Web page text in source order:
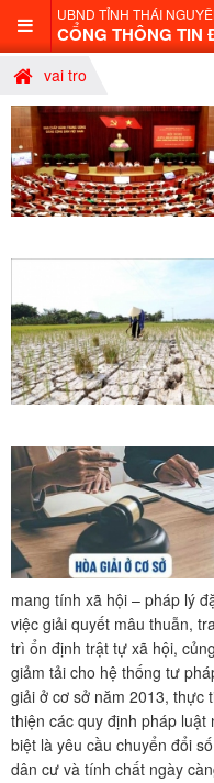
UBND TỈNH THÁI
CỔNG THÔNG TIN
vai tro
mang tính xã hội – pháp lý
việc giải quyết mâu thuẫn,
trì ổn định trật tự xã hội,
giảm tải cho hệ thống tư
giải ở cơ sở năm 2013, thực
thiện các quy định pháp
biệt là yêu cầu chuyển đổi
dân cư và tính chất ngày